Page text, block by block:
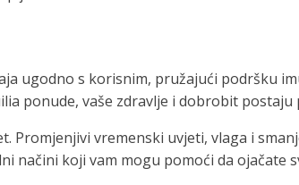
ugodno s korisnim, pružajući podršku
ponude, vaše zdravlje i dobrobit
Promjenjivi vremenski uvjeti, vlaga i
koji vam mogu pomoći da ojačate